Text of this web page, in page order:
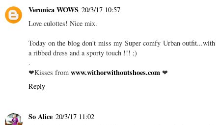
Veronica WOWS 20/3/17 10:57
Love culottes! Nice mix.
Today on the blog don't miss my Super comfy Urban outfit...with
a ribbed dress and a sporty touch !!! ;)
.
❤Kisses from www.withorwithoutshoes.com ❤
Reply
So Alice 20/3/17 11:02